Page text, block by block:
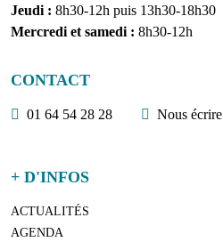
Jeudi : 8h30-12h puis 13h30-18h30
Mercredi et samedi : 8h30-12h
CONTACT
01 64 54 28 28 Nous écrire
+ D'INFOS
ACTUALITÉS
AGENDA